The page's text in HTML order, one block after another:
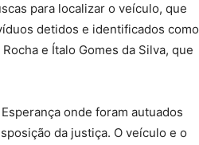
para localizar o veículo, que
detidos e identificados como
e Ítalo Gomes da Silva, que
onde foram autuados
da justiça. O veículo e o